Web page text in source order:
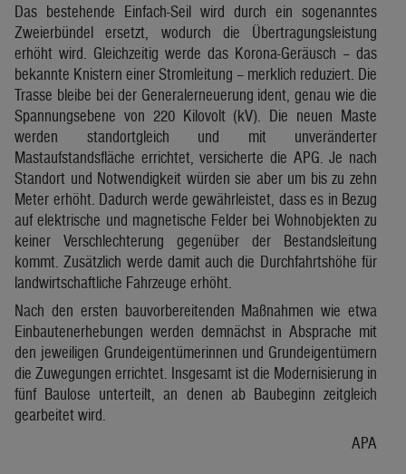
Das bestehende Einfach-Seil wird durch ein sogenanntes
Zweierbündel ersetzt, wodurch die Übertragungsleistung
erhöht wird. Gleichzeitig werde das Korona-Geräusch – das
bekannte Knistern einer Stromleitung – merklich reduziert. Die
Trasse bleibe bei der Generalerneuerung ident, genau wie die
Spannungsebene von 220 Kilovolt (kV). Die neuen Maste
werden standortgleich und mit unveränderter
Mastaufstandsfläche errichtet, versicherte die APG. Je nach
Standort und Notwendigkeit würden sie aber um bis zu zehn
Meter erhöht. Dadurch werde gewährleistet, dass es in Bezug
auf elektrische und magnetische Felder bei Wohnobjekten zu
keiner Verschlechterung gegenüber der Bestandsleitung
kommt. Zusätzlich werde damit auch die Durchfahrtshöhe für
landwirtschaftliche Fahrzeuge erhöht.
Nach den ersten bauvorbereitenden Maßnahmen wie etwa
Einbautenerhebungen werden demnächst in Absprache mit
den jeweiligen Grundeigentümerinnen und Grundeigentümern
die Zuwegungen errichtet. Insgesamt ist die Modernisierung in
fünf Baulose unterteilt, an denen ab Baubeginn zeitgleich
gearbeitet wird.
APA